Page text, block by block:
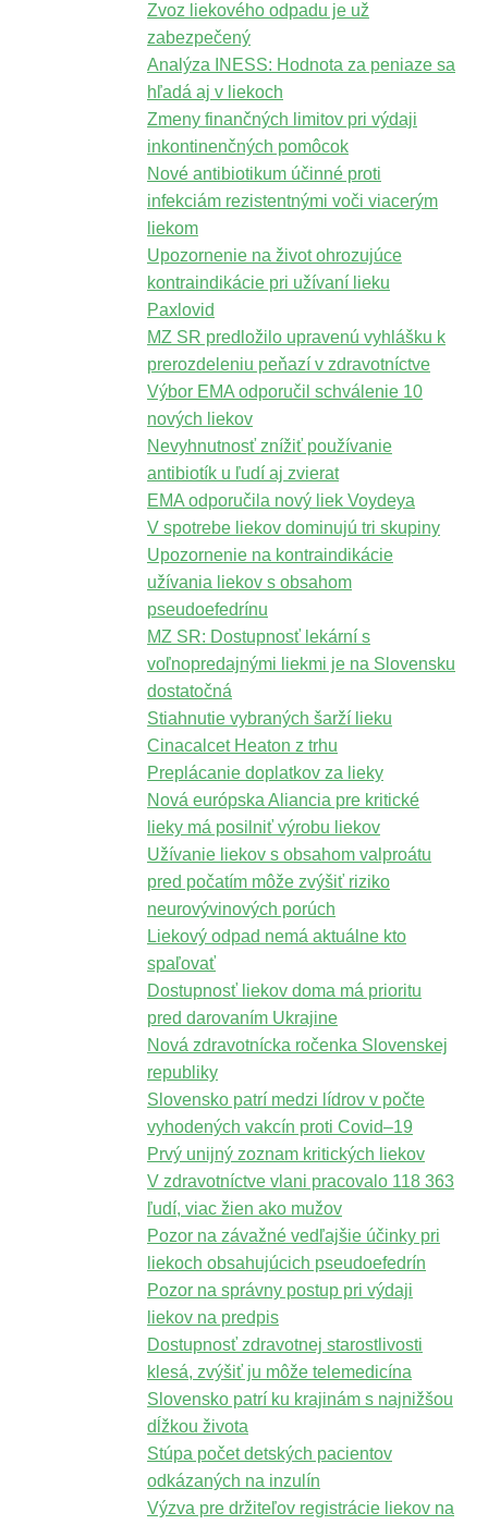
Zvoz liekového odpadu je už
zabezpečený
Analýza INESS: Hodnota za peniaze sa
hľadá aj v liekoch
Zmeny finančných limitov pri výdaji
inkontinenčných pomôcok
Nové antibiotikum účinné proti
infekciám rezistentnými voči viacerým
liekom
Upozornenie na život ohrozujúce
kontraindikácie pri užívaní lieku
Paxlovid
MZ SR predložilo upravenú vyhlášku k
prerozdeleniu peňazí v zdravotníctve
Výbor EMA odporučil schválenie 10
nových liekov
Nevyhnutnosť znížiť používanie
antibiotík u ľudí aj zvierat
EMA odporučila nový liek Voydeya
V spotrebe liekov dominujú tri skupiny
Upozornenie na kontraindikácie
užívania liekov s obsahom
pseudoefedrínu
MZ SR: Dostupnosť lekární s
voľnopredajnými liekmi je na Slovensku
dostatočná
Stiahnutie vybraných šarží lieku
Cinacalcet Heaton z trhu
Preplácanie doplatkov za lieky
Nová európska Aliancia pre kritické
lieky má posilniť výrobu liekov
Užívanie liekov s obsahom valproátu
pred počatím môže zvýšiť riziko
neurovývinových porúch
Liekový odpad nemá aktuálne kto
spaľovať
Dostupnosť liekov doma má prioritu
pred darovaním Ukrajine
Nová zdravotnícka ročenka Slovenskej
republiky
Slovensko patrí medzi lídrov v počte
vyhodených vakcín proti Covid–19
Prvý unijný zoznam kritických liekov
V zdravotníctve vlani pracovalo 118 363
ľudí, viac žien ako mužov
Pozor na závažné vedľajšie účinky pri
liekoch obsahujúcich pseudoefedrín
Pozor na správny postup pri výdaji
liekov na predpis
Dostupnosť zdravotnej starostlivosti
klesá, zvýšiť ju môže telemedicína
Slovensko patrí ku krajinám s najnižšou
dĺžkou života
Stúpa počet detských pacientov
odkázaných na inzulín
Výzva pre držiteľov registrácie liekov na